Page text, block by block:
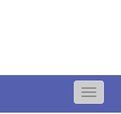
Toggle